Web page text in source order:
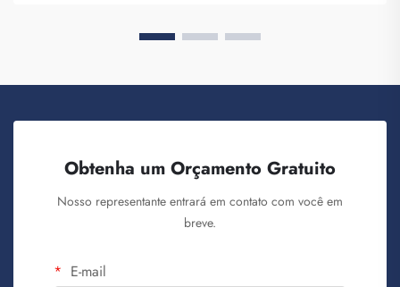
Obtenha um Orçamento Gratuito
Nosso representante entrará em contato com você em
breve.
E-mail